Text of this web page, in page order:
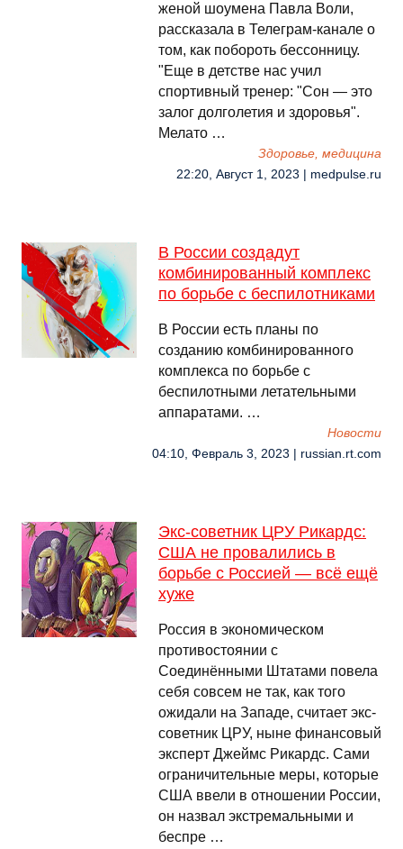
женой шоумена Павла Воли,
рассказала в Телеграм-канале о
том, как побороть бессонницу.
"Еще в детстве нас учил
спортивный тренер: "Сон — это
залог долголетия и здоровья".
Мелато …
Здоровье, медицина
22:20, Август 1, 2023 | medpulse.ru
В России создадут
комбинированный комплекс
по борьбе с беспилотниками
В России есть планы по
созданию комбинированного
комплекса по борьбе с
беспилотными летательными
аппаратами. …
Новости
04:10, Февраль 3, 2023 | russian.rt.com
Экс-советник ЦРУ Рикардс:
США не провалились в
борьбе с Россией — всё ещё
хуже
Россия в экономическом
противостоянии с
Соединёнными Штатами повела
себя совсем не так, как того
ожидали на Западе, считает экс-
советник ЦРУ, ныне финансовый
эксперт Джеймс Рикардс. Сами
ограничительные меры, которые
США ввели в отношении России,
он назвал экстремальными и
беспре …